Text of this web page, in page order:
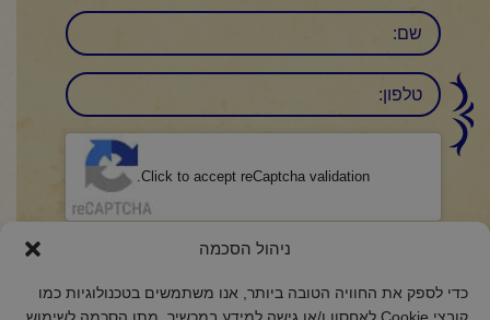
ניהול הסכמה
כדי לספק את החוויה הטובה ביותר, אנו משתמשים בטכנולוגיות כמו
שם
טלפון:
Click to accept reCaptcha validation.